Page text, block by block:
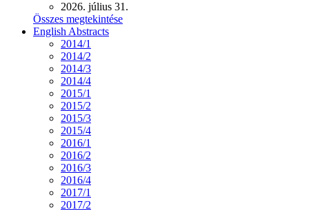
2026. július 31.
Összes megtekintése
English Abstracts
2014/1
2014/2
2014/3
2014/4
2015/1
2015/2
2015/3
2015/4
2016/1
2016/2
2016/3
2016/4
2017/1
2017/2